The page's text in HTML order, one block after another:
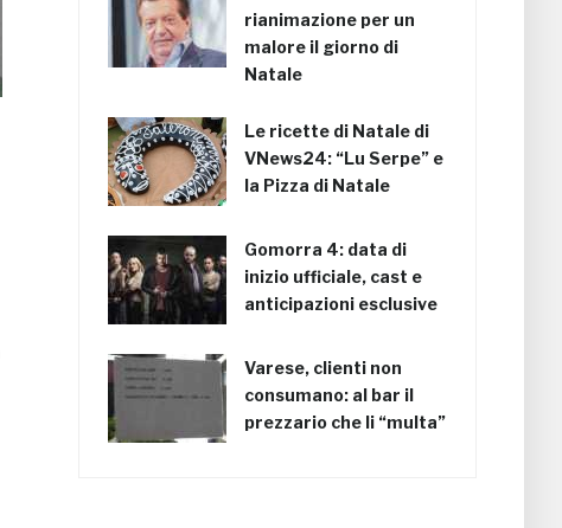
rianimazione per un
malore il giorno di
Natale
Le ricette di Natale di
VNews24: “Lu Serpe” e
la Pizza di Natale
Gomorra 4: data di
inizio ufficiale, cast e
anticipazioni esclusive
Varese, clienti non
consumano: al bar il
prezzario che li “multa”